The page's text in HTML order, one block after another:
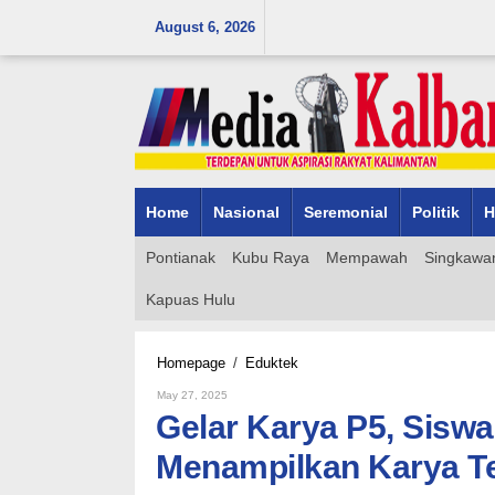
August 6, 2026
Home Nasional Seremonial Politik
Pontianak Kubu Raya Mempawah
Kapuas Hulu
Homepage / Eduktek
Siswa
SD
Plus
Bina
May 27, 2025
Gelar Karya P5,
Menampilkan Karya